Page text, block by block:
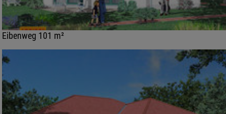
Eibenweg 101 m²